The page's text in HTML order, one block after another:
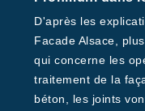
D'après les
Facade Alsace,
qui concerne les
traitement de la
béton, les joints